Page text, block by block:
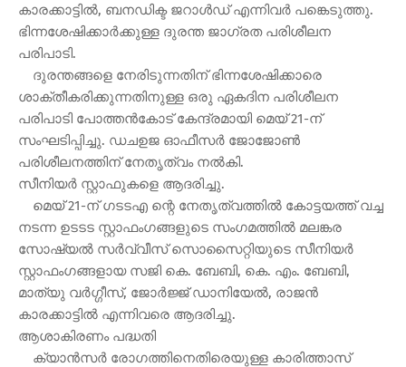
കാരക്കാട്ടില്‍, ബനഡിക്ട ജറാള്‍ഡ് എന്നിവര്‍ പങ്കെടുത്തു.
ഭിന്നശേഷിക്കാര്‍ക്കുള്ള ദുരന്ത ജാഗ്രത പരിശീലന
പരിപാടി.
ദുരന്തങ്ങളെ നേരിടുന്നതിന് ഭിന്നശേഷിക്കാരെ
ശാക്തീകരിക്കുന്നതിനുള്ള ഒരു ഏകദിന പരിശീലന
പരിപാടി പോത്തന്‍കോട് കേന്ദ്രമായി മെയ് 21-ന്
സംഘടിപ്പിച്ചു. ഡചഉജ ഓഫീസര്‍ ജോജോണ്‍
പരിശീലനത്തിന് നേതൃത്വം നല്‍കി.
സീനിയര്‍ സ്റ്റാഫുകളെ ആദരിച്ചു.
മെയ് 21-ന് ഗടടഎ ന്റെ നേതൃത്വത്തില്‍ കോട്ടയത്ത് വച്ച
നടന്ന ഉടടട സ്റ്റാഫംഗങ്ങളുടെ സംഗമത്തില്‍ മലങ്കര
സോഷ്യല്‍ സര്‍വ്വീസ് സൊസൈറ്റിയുടെ സീനിയര്‍
സ്റ്റാഫംഗങ്ങളായ സജി കെ. ബേബി, കെ. എം. ബേബി,
മാത്യു വര്‍ഗ്ഗീസ്, ജോര്‍ജ്ജ് ഡാനിയേല്‍, രാജന്‍
കാരക്കാട്ടില്‍ എന്നിവരെ ആദരിച്ചു.
ആശാകിരണം പദ്ധതി
ക്യാന്‍സര്‍ രോഗത്തിനെതിരെയുള്ള കാരിത്താസ്